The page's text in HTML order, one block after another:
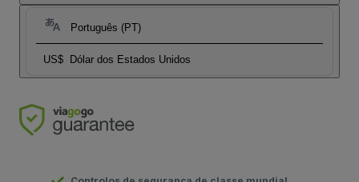
Português (PT)
US$ Dólar dos Estados Unidos